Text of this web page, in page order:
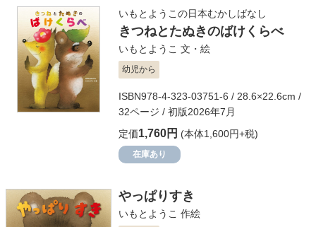
いもとようこの日本むかしばなし
きつねとたぬきのばけくらべ
いもとようこ 文・絵
幼児から
ISBN978-4-323-03751-6 / 28.6×22.6cm /
32ページ / 初版2026年7月
定価1,760円 (本体1,600円+税)
在庫あり
やっぱりすき
いもとようこ 作絵